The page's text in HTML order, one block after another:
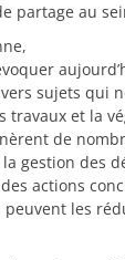
partage au
sujets qui
travaux et la
de
gestion des
actions
peuvent les